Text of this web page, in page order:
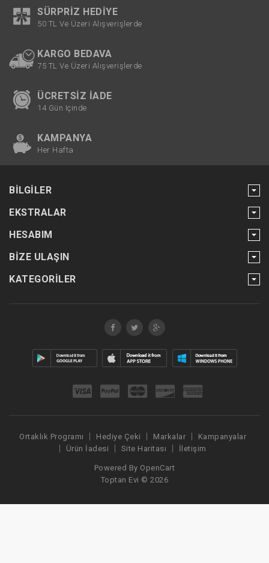
SÜRPRIZ HEDIYE
50 TL Ve Üzeri Alışverişlerde
KARGO BEDAVA
75 TL Ve Üzeri Alışverişlerde
ÜCRETSIZ İADE
14 Gün Içinde
KAMPANYA
Her Hafta
BILGILER
EKSTRALAR
HESABIM
BIZE ULAŞIN
KATEGORILER
Ortaklık Programı Hediye Çeki Markalar
Kampanyalar
Ürün İadesi
Site Haritası İletişim
Powered By OpenCart
Toptan Evi © 2026